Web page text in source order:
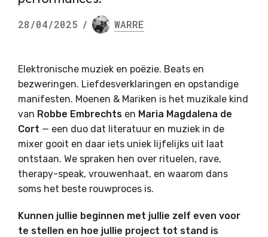
28/04/2025 / WARRE
Elektronische muziek en poëzie. Beats en
bezweringen. Liefdesverklaringen en opstandige
manifesten. Moenen & Mariken is het muzikale kind
van Robbe Embrechts en Maria Magdalena de
Cort — een duo dat literatuur en muziek in de
mixer gooit en daar iets uniek lijfelijks uit laat
ontstaan. We spraken hen over rituelen, rave,
therapy-speak, vrouwenhaat, en waarom dans
soms het beste rouwproces is.
Kunnen jullie beginnen met jullie zelf even voor
te stellen en hoe jullie project tot stand is